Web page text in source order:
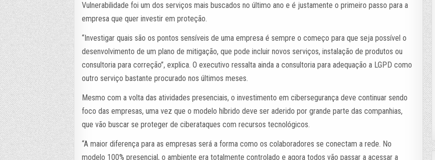
Vulnerabilidade foi um dos serviços mais buscados no último ano e é justamente o primeiro passo para a
empresa que quer investir em proteção.
“Investigar quais são os pontos sensíveis de uma empresa é sempre o começo para que seja possível o
desenvolvimento de um plano de mitigação, que pode incluir novos serviços, instalação de produtos ou
consultoria para correção”, explica. O executivo ressalta ainda a consultoria para adequação a LGPD como
outro serviço bastante procurado nos últimos meses.
Mesmo com a volta das atividades presenciais, o investimento em cibersegurança deve continuar sendo
foco das empresas, uma vez que o modelo híbrido deve ser aderido por grande parte das companhias,
que vão buscar se proteger de ciberataques com recursos tecnológicos.
“A maior diferença para as empresas será a forma como os colaboradores se conectam a rede. No
modelo 100% presencial, o ambiente era totalmente controlado e agora todos vão passar a acessar a